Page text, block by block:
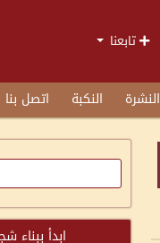
تابعنا
النشرة النكبة اتصل بنا
ابدأ ببناء